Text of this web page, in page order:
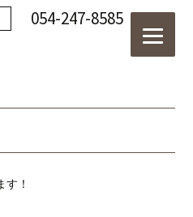
054-247-8585
！